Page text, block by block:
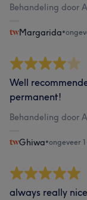
Behandeling door
Margarida•
Well
permanent!
Behandeling door
Ghiwa•ongeveer
always really